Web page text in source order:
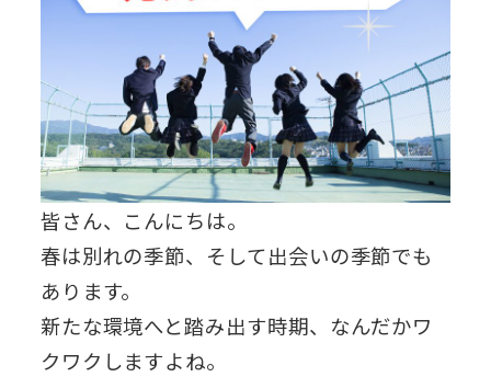
皆さん、こんにちは。
春は別れの季節、そして出会いの季節でも
あります。
新たな環境へと踏み出す時期、なんだかワ
クワクしますよね。